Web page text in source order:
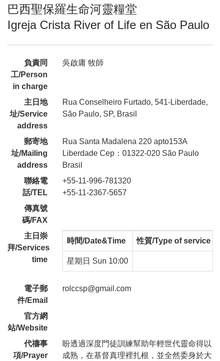
巴西聖保羅生命河靈糧堂
Igreja Crista River of Life en São Paulo
負責同
工/Person
in charge
吳啟庸 牧師
主日地
址/Service
address
Rua Conselheiro Furtado, 541-Liberdade,
São Paulo, SP, Brasil
郵寄地
址/Mailing
address
Rua Santa Madalena 220 apto153A
Liberdade Cep：01322-020 São Paulo
Brasil
聯絡電
話/TEL
+55-11-996-781320
+55-11-2367-5657
傳真號
碼/FAX
主日崇
拜/Services
time
時間/Date&Time 性質/Type of service
星期日 Sun 10:00
電子郵
件/Email
rolccsp@gmail.com
官方網
站/Website
代禱事
項/Prayer
盼透過深度門徒訓練幫助年輕世代靈命得以
成熟，在基督真理裡扎根，並全然委身於大